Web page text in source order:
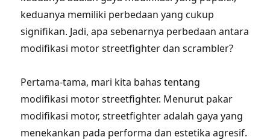
keduanya memiliki perbedaan yang cukup
signifikan. Jadi, apa sebenarnya perbedaan antara
modifikasi motor streetfighter dan scrambler?
Pertama-tama, mari kita bahas tentang
modifikasi motor streetfighter. Menurut pakar
modifikasi motor, streetfighter adalah gaya yang
menekankan pada performa dan estetika agresif.